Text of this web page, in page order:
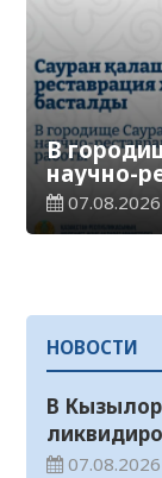
В
научно-
07.08.2026
НОВОСТИ
В
07.08.2026